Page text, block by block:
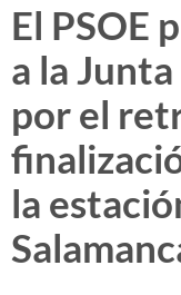
El PSOE
a la
por el
la